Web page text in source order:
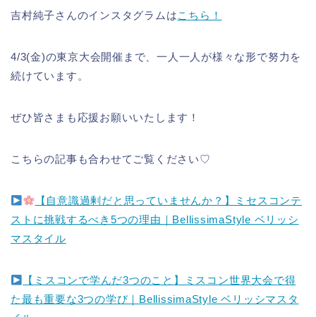
吉村純子さんのインスタグラムはこちら！
4/3(金)の東京大会開催まで、一人一人が様々な形で努力を
続けています。
ぜひ皆さまも応援お願いいたします！
こちらの記事も合わせてご覧ください♡
【自意識過剰だと思っていませんか？】ミセスコンテ
ストに挑戦するべき5つの理由｜BellissimaStyle ベリッシ
マスタイル
【ミスコンで学んだ3つのこと】ミスコン世界大会で得
た最も重要な3つの学び｜BellissimaStyle ベリッシマスタ